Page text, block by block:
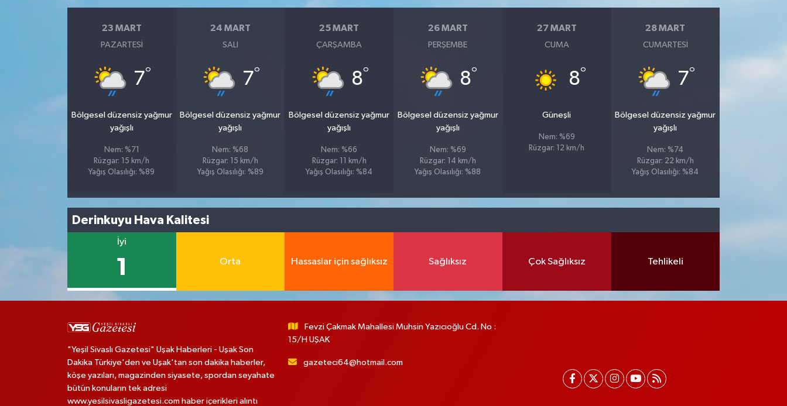
23 MART
PAZARTESI
7°
Bölgesel düzensiz yağmur
yağışlı
Nem: %71
Rüzgar: 15 km/h
Yağış Olasılığı: %89
24 MART
SALI
7°
Bölgesel düzensiz yağmur
yağışlı
Nem: %68
Rüzgar: 15 km/h
Yağış Olasılığı: %89
25 MART
ÇARŞAMBA
8°
Bölgesel düzensiz yağmur
yağışlı
Nem: %66
Rüzgar: 11 km/h
Yağış Olasılığı: %84
26 MART
PERŞEMBE
8°
Bölgesel düzensiz yağmur
yağışlı
Nem: %69
Rüzgar: 14 km/h
Yağış Olasılığı: %88
27 MART
CUMA
8°
Güneşli
Nem: %69
Rüzgar: 12 km/h
28 MART
CUMARTESI
7°
Bölgesel düzensiz yağmur
yağışlı
Nem: %74
Rüzgar: 22 km/h
Yağış Olasılığı: %84
Derinkuyu Hava Kalitesi
İyi
1 Orta Hassaslar için sağlıksız Sağlıksız Çok Sağlıksız Tehlikeli
"Yeşil Sivaslı Gazetesi" Uşak Haberleri - Uşak Son
Dakika Türkiye'den ve Uşak'tan son dakika haberler,
köşe yazıları, magazinden siyasete, spordan seyahate
bütün konuların tek adresi
www.yesilsivasligazetesi.com haber içerikleri alıntı
Fevzi Çakmak Mahallesi Muhsin Yazıcıoğlu Cd. No :
15/H UŞAK
gazeteci64@hotmail.com